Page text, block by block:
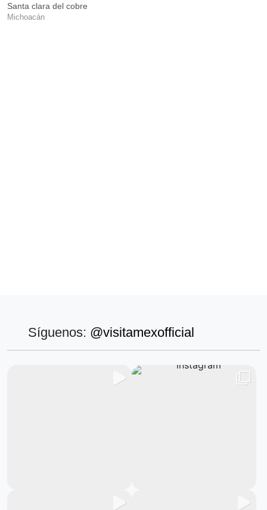
Santa clara del cobre
Michoacán
Síguenos: @visitamexofficial